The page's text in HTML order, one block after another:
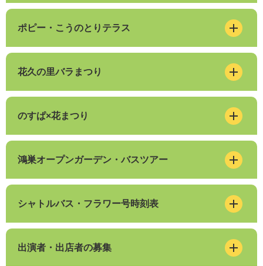
ポピー・こうのとりテラス
花久の里バラまつり
のすぱ×花まつり
鴻巣オープンガーデン・バスツアー
シャトルバス・フラワー号時刻表
出演者・出店者の募集